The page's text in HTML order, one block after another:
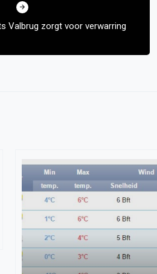
Valbrug zorgt voor verwarring